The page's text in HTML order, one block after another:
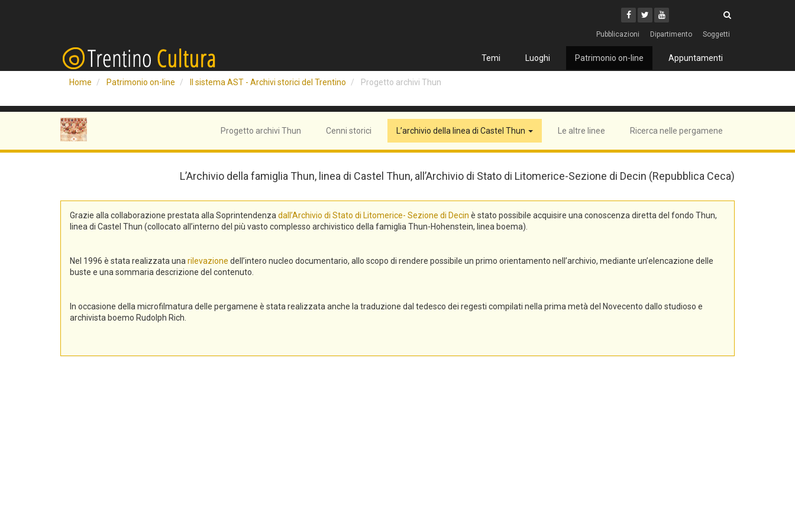
Facebook
Twitter
Youtube
Pubblicazioni Dipartimento Soggetti
Temi Luoghi Patrimonio on-line Appuntamenti
Home Patrimonio on-line Il sistema AST - Archivi storici del Trentino Progetto archivi Thun
Progetto archivi Thun Cenni storici L’archivio della linea di Castel Thun Le altre linee Ricerca nelle pergamene
L’Archivio della famiglia Thun, linea di Castel Thun, all’Archivio di Stato di Litomerice-Sezione di Decin (Repubblica Ceca)
Grazie alla collaborazione prestata alla Soprintendenza dall’Archivio di Stato di Litomerice- Sezione di Decin è stato possibile acquisire una conoscenza diretta del fondo Thun,
linea di Castel Thun (collocato all’interno del più vasto complesso archivistico della famiglia Thun-Hohenstein, linea boema).
Nel 1996 è stata realizzata una rilevazione dell’intero nucleo documentario, allo scopo di rendere possibile un primo orientamento nell’archivio, mediante un’elencazione delle
buste e una sommaria descrizione del contenuto.
In occasione della microfilmatura delle pergamene è stata realizzata anche la traduzione dal tedesco dei regesti compilati nella prima metà del Novecento dallo studioso e
archivista boemo Rudolph Rich.